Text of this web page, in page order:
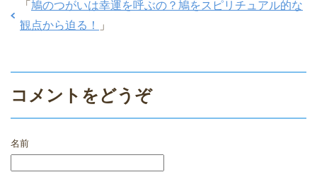
「 鳩のつがいは幸運を呼ぶの？鳩をスピリチュアル的な
観点から迫る！
」
コメントをどうぞ
名前